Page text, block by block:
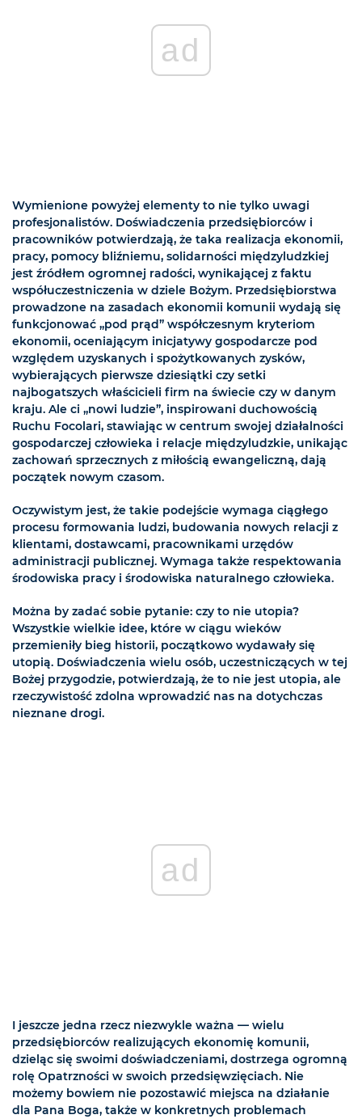
ad
Wymienione powyżej elementy to nie tylko uwagi
profesjonalistów. Doświadczenia przedsiębiorców i
pracowników potwierdzają, że taka realizacja ekonomii,
pracy, pomocy bliźniemu, solidarności międzyludzkiej
jest źródłem ogromnej radości, wynikającej z faktu
współuczestniczenia w dziele Bożym. Przedsiębiorstwa
prowadzone na zasadach ekonomii komunii wydają się
funkcjonować „pod prąd” współczesnym kryteriom
ekonomii, oceniającym inicjatywy gospodarcze pod
względem uzyskanych i spożytkowanych zysków,
wybierających pierwsze dziesiątki czy setki
najbogatszych właścicieli firm na świecie czy w danym
kraju. Ale ci „nowi ludzie”, inspirowani duchowością
Ruchu Focolari, stawiając w centrum swojej działalności
gospodarczej człowieka i relacje międzyludzkie, unikając
zachowań sprzecznych z miłością ewangeliczną, dają
początek nowym czasom.
Oczywistym jest, że takie podejście wymaga ciągłego
procesu formowania ludzi, budowania nowych relacji z
klientami, dostawcami, pracownikami urzędów
administracji publicznej. Wymaga także respektowania
środowiska pracy i środowiska naturalnego człowieka.
Można by zadać sobie pytanie: czy to nie utopia?
Wszystkie wielkie idee, które w ciągu wieków
przemieniły bieg historii, początkowo wydawały się
utopią. Doświadczenia wielu osób, uczestniczących w tej
Bożej przygodzie, potwierdzają, że to nie jest utopia, ale
rzeczywistość zdolna wprowadzić nas na dotychczas
nieznane drogi.
ad
I jeszcze jedna rzecz niezwykle ważna — wielu
przedsiębiorców realizujących ekonomię komunii,
dzieląc się swoimi doświadczeniami, dostrzega ogromną
rolę Opatrzności w swoich przedsięwzięciach. Nie
możemy bowiem nie pozostawić miejsca na działanie
dla Pana Boga, także w konkretnych problemach